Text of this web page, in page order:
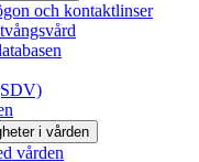
och kontaktlinser
i vården
vården